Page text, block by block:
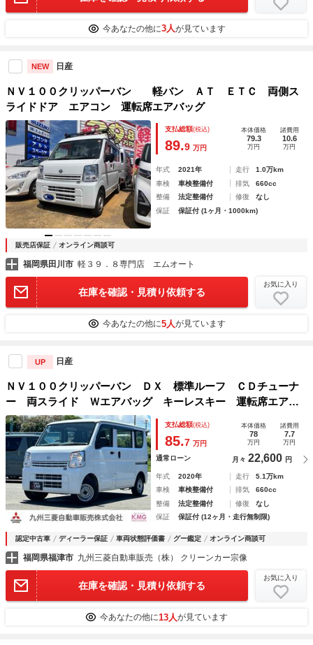
今あなたの他に3人が見ています
NEW 日産
ＮＶ１００クリッパーバン 軽バン ＡＴ ＥＴＣ 両側ス
ライドドア エアコン 運転席エアバッグ
支払総額(税込)
89.9 万円
本体価格
79.3
万円
諸費用
10.6
万円
年式 2021年 走行
1.0万km
車検
車検整備付 排気
660cc
整備
法定整備付 修復
なし
保証
保証付 (1ヶ月・1000km)
販売店保証 オンライン商談可
福岡県田川市 軽３９．８専門店 エムオート
在庫を確認・見積り依頼する
お気に入り
今あなたの他に5人が見ています
UP 日産
ＮＶ１００クリッパーバン ＤＸ 標準ルーフ ＣＤチューナ
ー 両スライド Ｗエアバッグ キーレスキー 運転席エアバ
ッグ エアコン パワステ付き ＡＢＳ 寒冷地仕様
支払総額(税込)
85.7 万円
本体価格
78
万円
諸費用
7.7
万円
通常ローン 月々 22,600 円
年式 2020年 走行
5.1万km
車検
車検整備付 排気
660cc
整備
法定整備付 修復
なし
保証
保証付 (12ヶ月・走行無制限)
認定中古車 ディーラー保証 車両状態評価書 グー鑑定 オンライン商談可
福岡県福津市 九州三菱自動車販売（株） クリーンカー宗像
在庫を確認・見積り依頼する
お気に入り
今あなたの他に13人が見ています